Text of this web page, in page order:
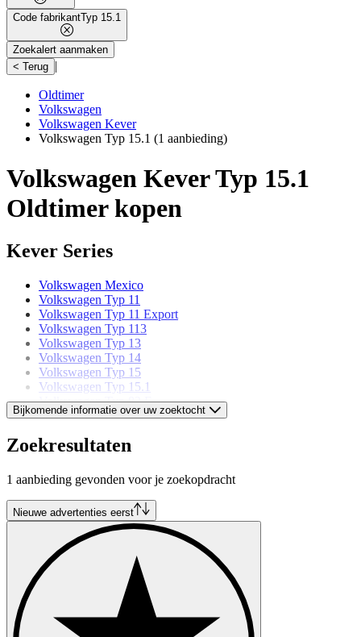
Code fabrikantTyp 15.1
Zoekalert aanmaken
< Terug |
Oldtimer
Volkswagen
Volkswagen Kever
Volkswagen Typ 15.1 (1 aanbieding)
Volkswagen Kever Typ 15.1
Oldtimer kopen
Kever Series
Volkswagen Mexico
Volkswagen Typ 11
Volkswagen Typ 11 Export
Volkswagen Typ 113
Volkswagen Typ 13
Volkswagen Typ 14
Volkswagen Typ 15
Volkswagen Typ 15.1
Volkswagen Typ 82 E
Volkswagen models
Volkswagen Buggy
Volkswagen Corrado
Volkswagen Golf
Volkswagen Karmann Ghia
Volkswagen Kübel
Volkswagen New Beetle
Volkswagen Passat
Volkswagen Phaeton
Volkswagen Polo
Volkswagen Transporter
Volkswagen Type 3
Bijkomende informatie over uw zoektocht
Zoekresultaten
1 aanbieding gevonden voor je zoekopdracht
Nieuwe advertenties eerst